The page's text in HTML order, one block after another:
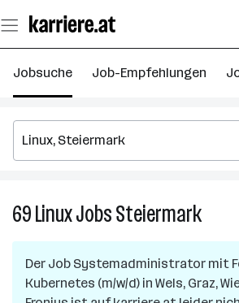
Seiteninhalt
springen
Jobsuche Job-Empfehlungen
69LinuxJobsSteiermark69
in
Der Job Systemadministrator mit
Kubernetes (m/w/d) in Wels, Graz,